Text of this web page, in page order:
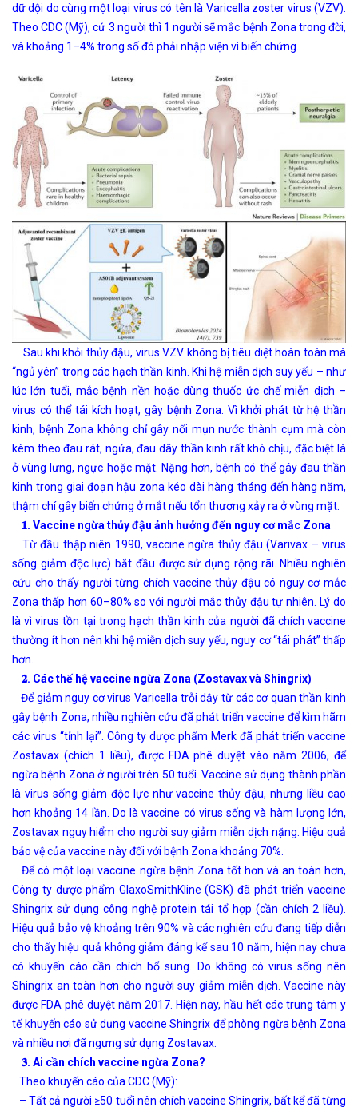
dữ dội do cùng một loại virus có tên là Varicella zoster virus (VZV).
Theo CDC (Mỹ), cứ 3 người thì 1 người sẽ mắc bệnh Zona trong đời,
và khoảng 1–4% trong số đó phải nhập viện vì biến chứng.
Sau khi khỏi thủy đậu, virus VZV không bị tiêu diệt hoàn toàn mà
“ngủ yên” trong các hạch thần kinh. Khi hệ miễn dịch suy yếu – như
lúc lớn tuổi, mắc bệnh nền hoặc dùng thuốc ức chế miễn dịch –
virus có thể tái kích hoạt, gây bệnh Zona. Vì khởi phát từ hệ thần
kinh, bệnh Zona không chỉ gây nổi mụn nước thành cụm mà còn
kèm theo đau rát, ngứa, đau dây thần kinh rất khó chịu, đặc biệt là
ở vùng lưng, ngực hoặc mặt. Nặng hơn, bệnh có thể gây đau thần
kinh trong giai đoạn hậu zona kéo dài hàng tháng đến hàng năm,
thậm chí gây biến chứng ở mắt nếu tổn thương xảy ra ở vùng mặt.
𝟏. Vaccine ngừa thủy đậu ảnh hưởng đến nguy cơ mắc Zona
Từ đầu thập niên 1990, vaccine ngừa thủy đậu (Varivax – virus
sống giảm độc lực) bắt đầu được sử dụng rộng rãi. Nhiều nghiên
cứu cho thấy người từng chích vaccine thủy đậu có nguy cơ mắc
Zona thấp hơn 60–80% so với người mắc thủy đậu tự nhiên. Lý do
là vì virus tồn tại trong hạch thần kinh của người đã chích vaccine
thường ít hơn nên khi hệ miễn dịch suy yếu, nguy cơ “tái phát” thấp
hơn.
𝟐. Các thế hệ vaccine ngừa Zona (Zostavax và Shingrix)
Để giảm nguy cơ virus Varicella trỗi dậy từ các cơ quan thần kinh
gây bệnh Zona, nhiều nghiên cứu đã phát triển vaccine để kìm hãm
các virus “tỉnh lại”. Công ty dược phẩm Merk đã phát triển vaccine
Zostavax (chích 1 liều), được FDA phê duyệt vào năm 2006, để
ngừa bệnh Zona ở người trên 50 tuổi. Vaccine sử dụng thành phần
là virus sống giảm độc lực như vaccine thủy đậu, nhưng liều cao
hơn khoảng 14 lần. Do là vaccine có virus sống và hàm lượng lớn,
Zostavax nguy hiểm cho người suy giảm miễn dịch nặng. Hiệu quả
bảo vệ của vaccine này đối với bệnh Zona khoảng 70%.
Để có một loại vaccine ngừa bệnh Zona tốt hơn và an toàn hơn,
Công ty dược phẩm GlaxoSmithKline (GSK) đã phát triển vaccine
Shingrix sử dụng công nghệ protein tái tổ hợp (cần chích 2 liều).
Hiệu quả bảo vệ khoảng trên 90% và các nghiên cứu đang tiếp diễn
cho thấy hiệu quả không giảm đáng kể sau 10 năm, hiện nay chưa
có khuyến cáo cần chích bổ sung. Do không có virus sống nên
Shingrix an toàn hơn cho người suy giảm miễn dịch. Vaccine này
được FDA phê duyệt năm 2017. Hiện nay, hầu hết các trung tâm y
tế khuyến cáo sử dụng vaccine Shingrix để phòng ngừa bệnh Zona
và nhiều nơi đã ngưng sử dụng Zostavax.
𝟑. Ai cần chích vaccine ngừa Zona?
Theo khuyến cáo của CDC (Mỹ):
– Tất cả người ≥50 tuổi nên chích vaccine Shingrix, bất kể đã từng